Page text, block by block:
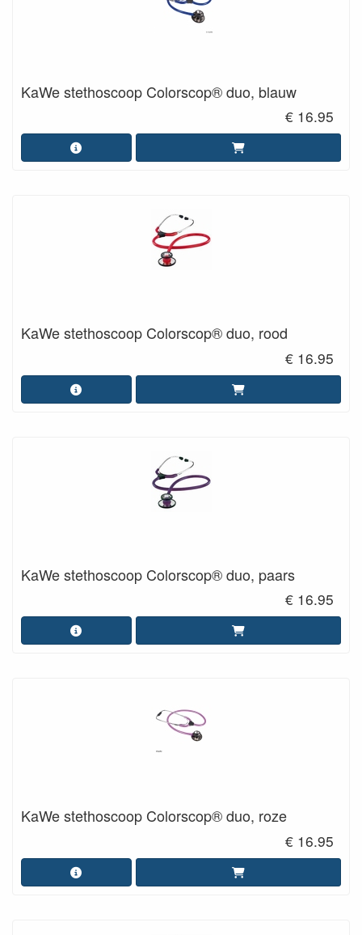
KaWe stethoscoop Colorscop® duo, blauw
€ 16.95
KaWe stethoscoop Colorscop® duo, rood
€ 16.95
KaWe stethoscoop Colorscop® duo, paars
€ 16.95
KaWe stethoscoop Colorscop® duo, roze
€ 16.95